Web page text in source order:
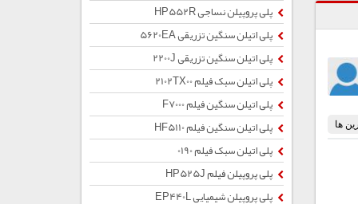
پلی پروپیلن نساجی HP552R
پلی اتیلن سنگین تزریقی 5620EA
پلی اتیلن سنگین تزریقی 2200J
پلی اتیلن سبک فیلم 2102TX00
پلی اتیلن سنگین فیلم F7000
پلی اتیلن سنگین فیلم HF5110
پلی اتیلن سبک فیلم 0190
پلی پروپیلن فیلم HP525J
پلی پروپیلن شیمیایی EP440L